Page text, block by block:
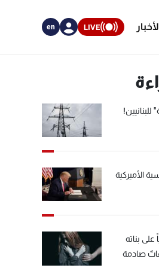
LIVE
en
الأميركية
بناته
صادمة